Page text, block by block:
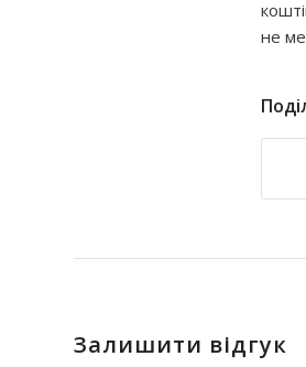
не
Залишити відгук